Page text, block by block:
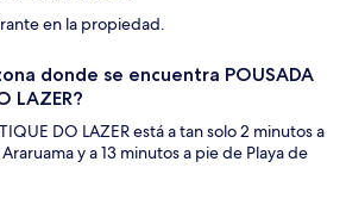
en la propiedad.
donde se encuentra POUSADA
LAZER?
DO LAZER está a tan solo 2 minutos a
y a 13 minutos a pie de Playa de